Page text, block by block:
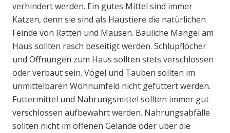
verhindert werden. Ein gutes Mittel sind immer
Katzen, denn sie sind als Haustiere die natürlichen
Feinde von Ratten und Mäusen. Bauliche Mängel am
Haus sollten rasch beseitigt werden. Schlupflöcher
und Öffnungen zum Haus sollten stets verschlossen
oder verbaut sein. Vögel und Tauben sollten im
unmittelbaren Wohnumfeld nicht gefüttert werden.
Futtermittel und Nahrungsmittel sollten immer gut
verschlossen aufbewahrt werden. Nahrungsabfälle
sollten nicht im offenen Gelände oder über die